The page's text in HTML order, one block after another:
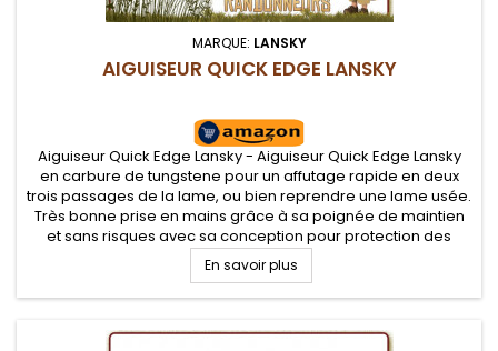
MARQUE: LANSKY
AIGUISEUR QUICK EDGE LANSKY
Aiguiseur Quick Edge Lansky - Aiguiseur Quick Edge Lansky
en carbure de tungstene pour un affutage rapide en deux
trois passages de la lame, ou bien reprendre une lame usée.
Très bonne prise en mains grâce à sa poignée de maintien
et sans risques avec sa conception pour protection des
doigts.
En savoir plus